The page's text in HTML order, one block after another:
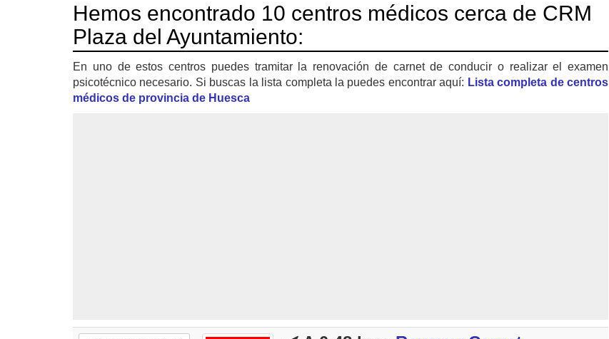
Hemos encontrado 10 centros médicos cerca de CRM
Plaza del Ayuntamiento:
En uno de estos centros puedes tramitar la renovación de carnet de conducir o realizar el examen
psicotécnico necesario. Si buscas la lista completa la puedes encontrar aquí: Lista completa de centros
médicos de provincia de Huesca